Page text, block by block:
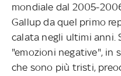
mondiale dal 2005-
Gallup da quel primo
calata negli ultimi anni.
"emozioni negative", in
che sono più tristi,